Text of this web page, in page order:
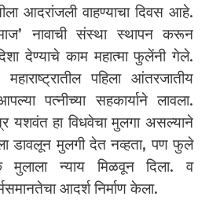
आदरांजली वाहण्याचा दिवस आहे.
नावाची संस्था स्थापन करून
देण्याचे काम महात्मा फुलेंनी गेले.
पहिला आंतरजातीय
पत्नीच्या सहकार्याने लावला.
यशवंत हा विधवेचा मुलगा असल्याने
डावलून मुलगी देत नव्हता, पण फुले
मुलाला न्याय मिळवून दिला. व
आदर्श निर्माण केला.